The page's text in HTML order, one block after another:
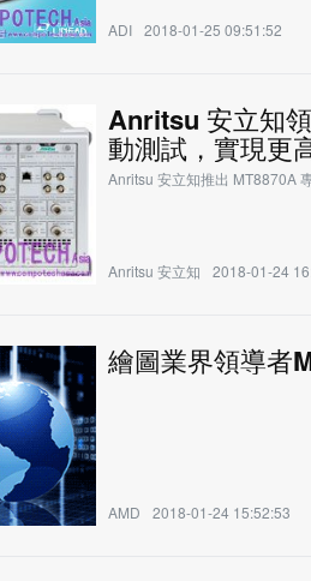
ADI 2018-01-25 09:51:52
Anritsu 安立知
動測試，實現更
Anritsu 安立知推出 MT8870A
Anritsu 安立知 2018-01-24
繪圖業界領導者
AMD 2018-01-24 15:52:53